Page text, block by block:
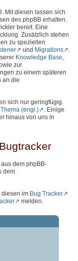
. Mit diesen lassen sich
des phpBB erhalten.
bereit. Eine
Zusätzlich stehen
zu speziellen
und Migrations
.
Knowledge Base,
zur
zu einem späteren
an die
sich nur geringfügig.
(engl.)
. Einige
hinaus von uns in
dem phpBB-
dem
diesen im Bug Tracker
melden.